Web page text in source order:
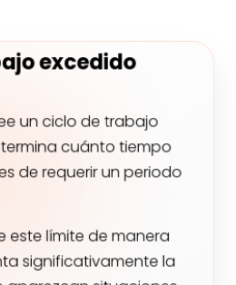
excedido
un ciclo de trabajo
cuánto tiempo
de requerir un periodo
este límite de manera
significativamente la